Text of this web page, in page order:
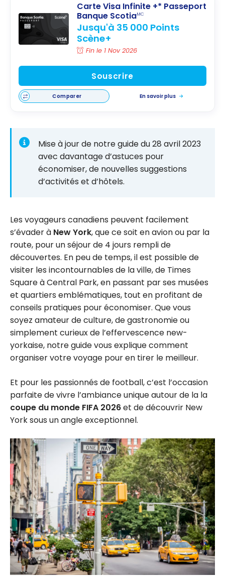
Carte Visa Infinite +* Passeport
Banque ScotiaMC
Jusqu'à 35 000 Points
Scène+
Fin le 1 Nov 2026
Souscrire
Comparer En savoir plus
Mise à jour de notre guide du 28 avril 2023
avec davantage d’astuces pour
économiser, de nouvelles suggestions
d’activités et d’hôtels.
Les voyageurs canadiens peuvent facilement
s’évader à New York, que ce soit en avion ou par la
route, pour un séjour de 4 jours rempli de
découvertes. En peu de temps, il est possible de
visiter les incontournables de la ville, de Times
Square à Central Park, en passant par ses musées
et quartiers emblématiques, tout en profitant de
conseils pratiques pour économiser. Que vous
soyez amateur de culture, de gastronomie ou
simplement curieux de l’effervescence new-
yorkaise, notre guide vous explique comment
organiser votre voyage pour en tirer le meilleur.
Et pour les passionnés de football, c’est l’occasion
parfaite de vivre l’ambiance unique autour de la la
coupe du monde FIFA 2026et de découvrir New
York sous un angle exceptionnel.